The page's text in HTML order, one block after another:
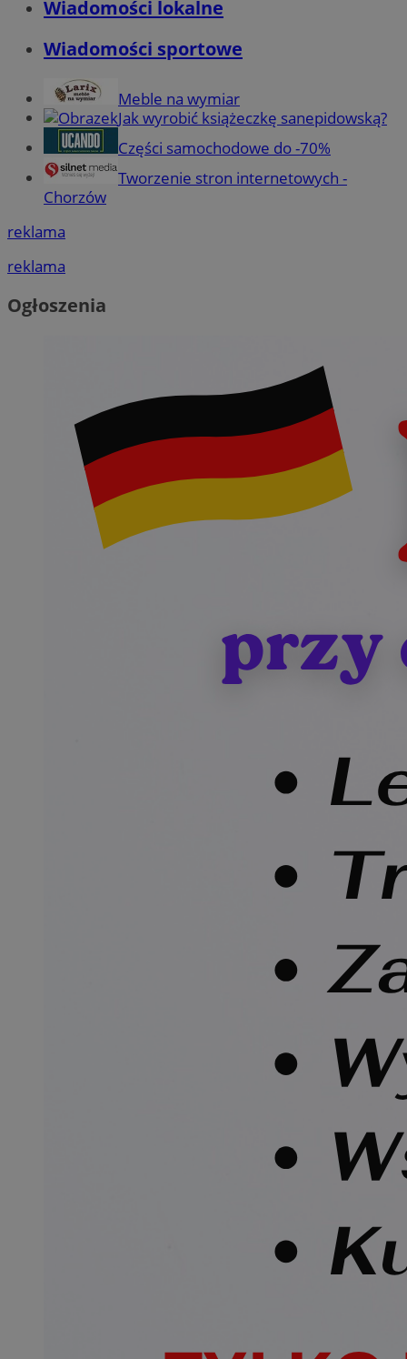
Wiadomości lokalne
Wiadomości sportowe
Meble na wymiar
Jak wyrobić książeczkę sanepidowską?
Części samochodowe do -70%
Tworzenie stron internetowych -
Chorzów
reklama
reklama
Ogłoszenia